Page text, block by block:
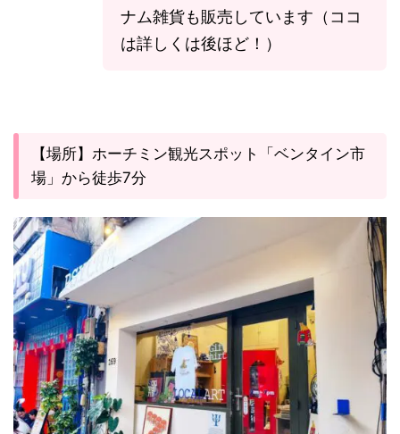
ナム雑貨も販売しています（ココ
は詳しくは後ほど！）
【場所】ホーチミン観光スポット「ベンタイン市
場」から徒歩7分